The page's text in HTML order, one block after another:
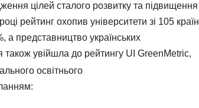
цілей сталого розвитку та підвищення
рейтинг охопив університети зі 105 країн
а представництво українських
увійшла до рейтингу UI GreenMetric,
освітнього